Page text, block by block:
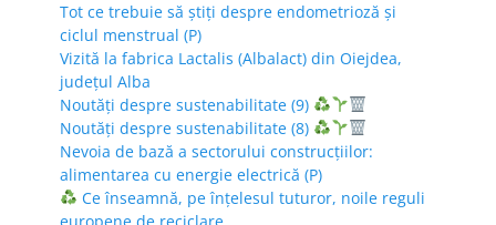
Tot ce trebuie să știți despre endometrioză și
ciclul menstrual (P)
Vizită la fabrica Lactalis (Albalact) din Oiejdea,
județul Alba
Noutăți despre sustenabilitate (9)
Noutăți despre sustenabilitate (8)
Nevoia de bază a sectorului construcțiilor:
alimentarea cu energie electrică (P)
Ce înseamnă, pe înțelesul tuturor, noile reguli